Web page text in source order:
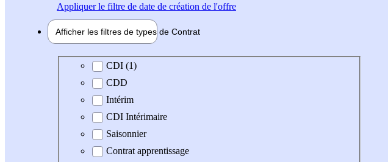
Appliquerle filtre de date de création de l'offre
Afficher les filtres de types de Contrat
Type de contrat
CDI (1)
CDD
Intérim
CDI Intérimaire
Saisonnier
Contrat apprentissage